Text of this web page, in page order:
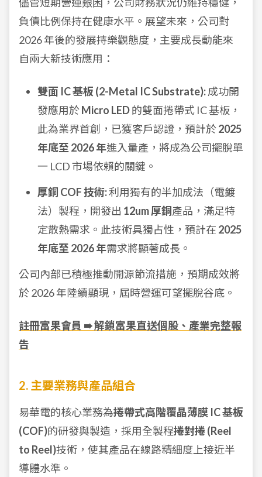
負債比例保持在健康水平。展望未來，公司對
2026 年後的發展持樂觀態度，主要成長動能來
自兩大新技術應用：
雙面 IC 基板 (2-Metal IC Substrate):成功開
發應用於Micro LED的雙面捲帶式 IC 基板，
此為業界首創，已獲客戶認證，預計於2025
年底至 2026 年進入量產，將成為公司擺脫單
一 LCD 市場依賴的關鍵。
厚銅 COF 技術:利用獨有的半加成法（電鍍
法）製程，開發出 12um 厚銅產品，滿足特
定散熱需求。此技術具獨占性，預計在 2025
年底至 2026 年需求將顯著成長。
公司內部已積極推動開源節流措施，預期成效將
於 2026 年陸續顯現，屆時營運可望擺脫谷底。
註冊富果會員 ➠ 解鎖富果直送個股、產業完整報
告
2. 主要業務與產品組合
易華電的核心業務為捲帶式高階覆晶薄膜 IC 基板
(COF)的研發與製造，採用全製程捲對捲 (Reel
to Reel)技術，使其產品在線路精細度上接近半
導體水準。